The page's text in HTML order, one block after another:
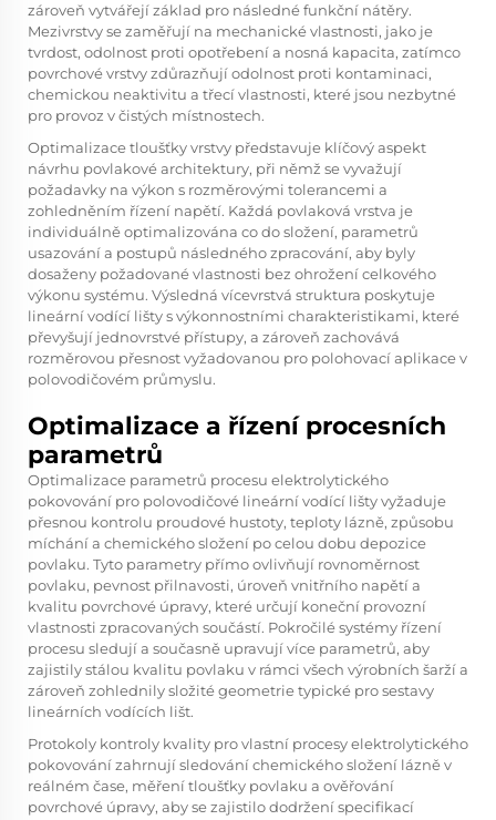
zároveň vytvářejí základ pro následné funkční nátěry.
Mezivrstvy se zaměřují na mechanické vlastnosti, jako je
tvrdost, odolnost proti opotřebení a nosná kapacita, zatímco
povrchové vrstvy zdůrazňují odolnost proti kontaminaci,
chemickou neaktivitu a třecí vlastnosti, které jsou nezbytné
pro provoz v čistých místnostech.
Optimalizace tloušťky vrstvy představuje klíčový aspekt
návrhu povlakové architektury, při němž se vyvažují
požadavky na výkon s rozměrovými tolerancemi a
zohledněním řízení napětí. Každá povlaková vrstva je
individuálně optimalizována co do složení, parametrů
usazování a postupů následného zpracování, aby byly
dosaženy požadované vlastnosti bez ohrožení celkového
výkonu systému. Výsledná vícevrstvá struktura poskytuje
lineární vodící lišty s výkonnostními charakteristikami, které
převyšují jednovrstvé přístupy, a zároveň zachovává
rozměrovou přesnost vyžadovanou pro polohovací aplikace v
polovodičovém průmyslu.
Optimalizace a řízení procesních
parametrů
Optimalizace parametrů procesu elektrolytického
pokovování pro polovodičové lineární vodící lišty vyžaduje
přesnou kontrolu proudové hustoty, teploty lázně, způsobu
míchání a chemického složení po celou dobu depozice
povlaku. Tyto parametry přímo ovlivňují rovnoměrnost
povlaku, pevnost přilnavosti, úroveň vnitřního napětí a
kvalitu povrchové úpravy, které určují koneční provozní
vlastnosti zpracovaných součástí. Pokročilé systémy řízení
procesu sledují a současně upravují více parametrů, aby
zajistily stálou kvalitu povlaku v rámci všech výrobních šarží a
zároveň zohlednily složité geometrie typické pro sestavy
lineárních vodících lišt.
Protokoly kontroly kvality pro vlastní procesy elektrolytického
pokovování zahrnují sledování chemického složení lázně v
reálném čase, měření tloušťky povlaku a ověřování
povrchové úpravy, aby se zajistilo dodržení specifikací